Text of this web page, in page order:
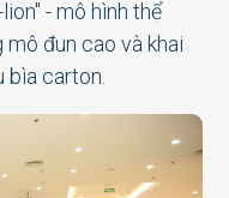
- mô hình thể
mô đun cao và khai
carton.